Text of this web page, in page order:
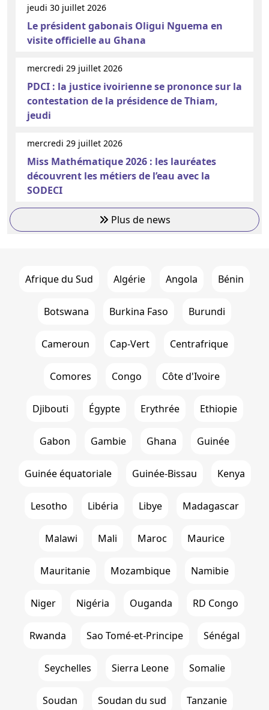
jeudi 30 juillet 2026
Le président gabonais Oligui Nguema en
visite officielle au Ghana
mercredi 29 juillet 2026
PDCI : la justice ivoirienne se prononce sur la
contestation de la présidence de Thiam,
jeudi
mercredi 29 juillet 2026
Miss Mathématique 2026 : les lauréates
découvrent les métiers de l’eau avec la
SODECI
Plus de news
Afrique du Sud Algérie Angola Bénin
Botswana Burkina Faso Burundi
Cameroun Cap-Vert Centrafrique
Comores Congo Côte d'Ivoire
Djibouti Égypte Erythrée Ethiopie
Gabon Gambie Ghana Guinée
Guinée équatoriale Guinée-Bissau Kenya
Lesotho Libéria Libye Madagascar
Malawi Mali Maroc Maurice
Mauritanie Mozambique Namibie
Niger Nigéria Ouganda RD Congo
Rwanda Sao Tomé-et-Principe Sénégal
Seychelles Sierra Leone Somalie
Soudan Soudan du sud Tanzanie